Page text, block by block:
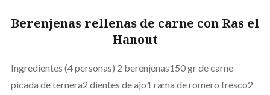
Berenjenas rellenas de carne con Ras el
Hanout
Ingredientes (4 personas) 2 berenjenas150 gr de carne
picada de ternera2 dientes de ajo1 rama de romero fresco2